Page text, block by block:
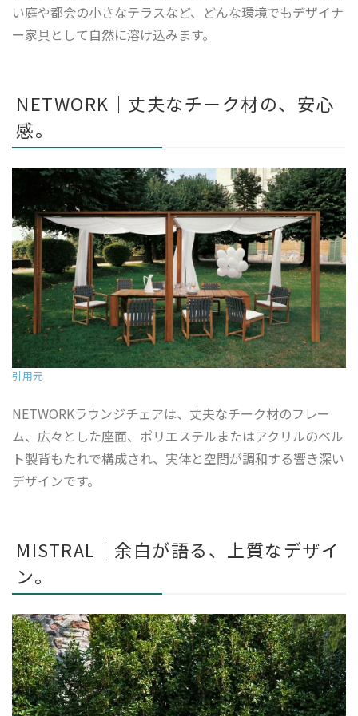
い庭や都会の小さなテラスなど、どんな環境でもデザイナ
ー家具として自然に溶け込みます。
NETWORK｜丈夫なチーク材の、安心
感。
引用元
NETWORKラウンジチェアは、丈夫なチーク材のフレー
ム、広々とした座面、ポリエステルまたはアクリルのベル
ト製背もたれで構成され、実体と空間が調和する響き深い
デザインです。
MISTRAL｜余白が語る、上質なデザイ
ン。